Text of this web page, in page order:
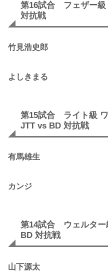
第16試合 フェザー級
対抗戦
竹見浩史郎
よしきまる
第15試合 ライト級 ワ
JTT vs BD 対抗戦
有馬雄生
カンジ
第14試合 ウェルター
BD 対抗戦
山下源太